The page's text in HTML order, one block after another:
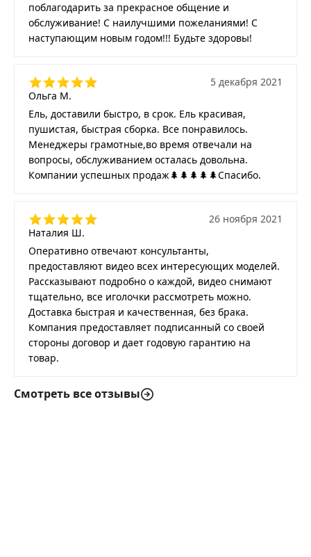
поблагодарить за прекрасное общение и
обслуживание! С наилучшими пожеланиями! С
наступающим новым годом!!! Будьте здоровы!
Ольга М.
5 декабря 2021
Ель, доставили быстро, в срок. Ель красивая,
пушистая, быстрая сборка. Все понравилось.
Менеджеры грамотные,во время отвечали на
вопросы, обслуживанием осталась довольна.
Компании успешных продаж🌲🌲🌲🌲🌲Спасибо.
Наталия Ш.
26 ноября 2021
Оперативно отвечают консультанты,
предоставляют видео всех интересующих моделей.
Рассказывают подробно о каждой, видео снимают
тщательно, все иголочки рассмотреть можно.
Доставка быстрая и качественная, без брака.
Компания предоставляет подписанный со своей
стороны договор и дает годовую гарантию на
товар.
Смотреть все отзывы